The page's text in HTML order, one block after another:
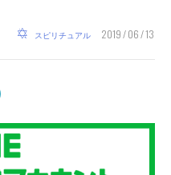
スピリチュアル 2019 / 06 / 13